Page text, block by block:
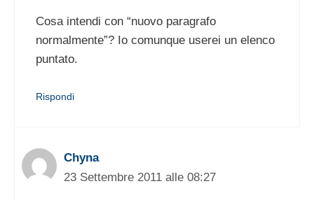
Cosa intendi con “nuovo paragrafo
normalmente”? Io comunque userei un elenco
puntato.
Rispondi
Chyna
23 Settembre 2011 alle 08:27